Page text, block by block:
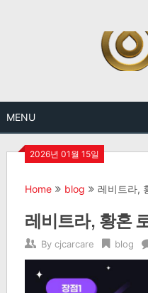
MENU
2026년 01월 15일
Home blog 레비트라,
레비트라, 황혼
By cjcarcare blog